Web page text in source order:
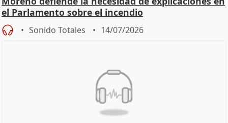
el Parlamento sobre el incendio
Sonido Totales 14/07/2026